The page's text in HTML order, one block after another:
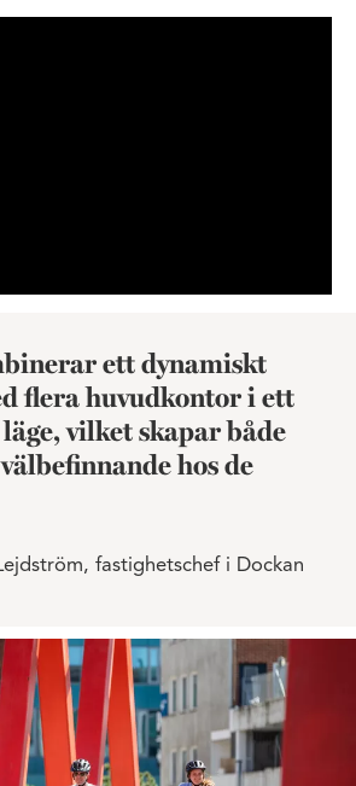
ett dynamiskt
flera huvudkontor i ett
vilket skapar både
hos de
fastighetschef i Dockan